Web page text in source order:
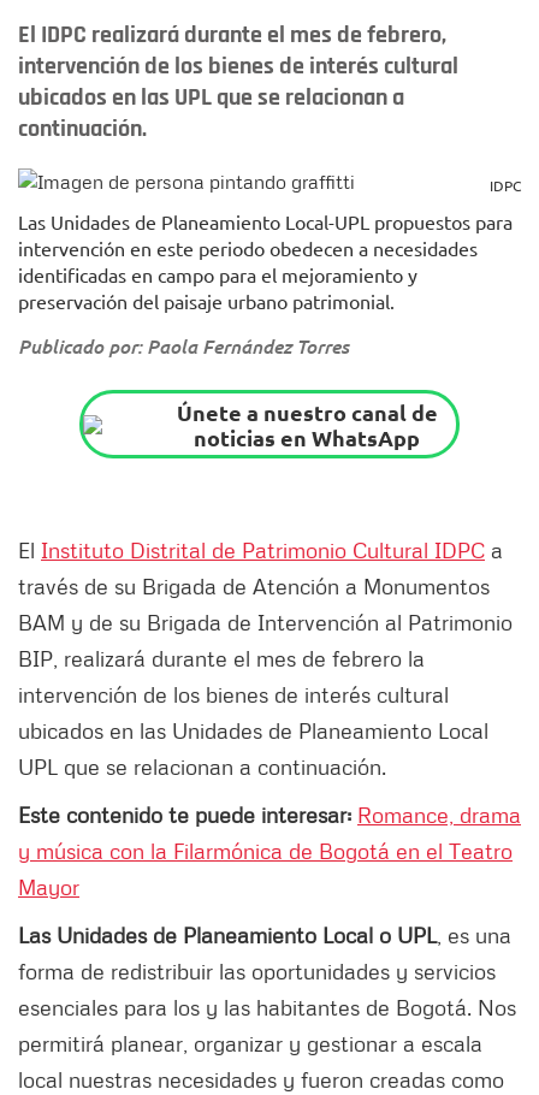
El IDPC realizará durante el mes de febrero,
intervención de los bienes de interés cultural
ubicados en las UPL que se relacionan a
continuación.
IDPC
Las Unidades de Planeamiento Local-UPL propuestos para
intervención en este periodo obedecen a necesidades
identificadas en campo para el mejoramiento y
preservación del paisaje urbano patrimonial.
Publicado por: Paola Fernández Torres
Únete a nuestro canal de
noticias en WhatsApp
El Instituto Distrital de Patrimonio Cultural IDPC a
través de su Brigada de Atención a Monumentos
BAM y de su Brigada de Intervención al Patrimonio
BIP, realizará durante el mes de febrero la
intervención de los bienes de interés cultural
ubicados en las Unidades de Planeamiento Local
UPL que se relacionan a continuación.
Este contenido te puede interesar: Romance, drama
y música con la Filarmónica de Bogotá en el Teatro
Mayor
Las Unidades de Planeamiento Local o UPL, es una
forma de redistribuir las oportunidades y servicios
esenciales para los y las habitantes de Bogotá. Nos
permitirá planear, organizar y gestionar a escala
local nuestras necesidades y fueron creadas como